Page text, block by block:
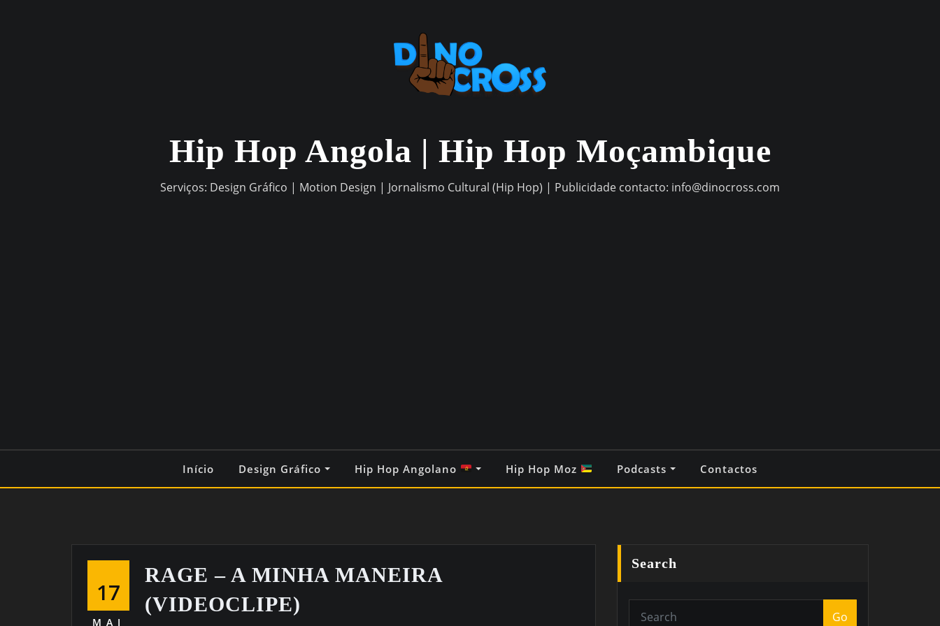
Hip Hop Angola | Hip Hop Moçambique
Serviços: Design Gráfico | Motion Design | Jornalismo Cultural (Hip Hop) | Publicidade contacto: info@dinocross.com
Início Design Gráfico Hip Hop Angolano Hip Hop Moz Podcasts Contactos
17
MAI
RAGE – A MINHA MANEIRA
(VIDEOCLIPE)
Search
Go